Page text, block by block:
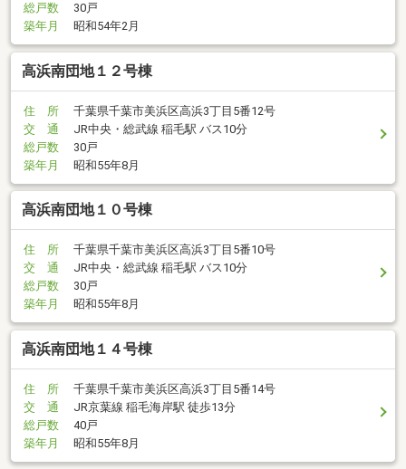
総戸数
30戸
築年月
昭和54年2月
高浜南団地１２号棟
住 所
千葉県千葉市美浜区高浜3丁目5番12号
交 通
JR中央・総武線 稲毛駅 バス10分
総戸数
30戸
築年月
昭和55年8月
高浜南団地１０号棟
住 所
千葉県千葉市美浜区高浜3丁目5番10号
交 通
JR中央・総武線 稲毛駅 バス10分
総戸数
30戸
築年月
昭和55年8月
高浜南団地１４号棟
住 所
千葉県千葉市美浜区高浜3丁目5番14号
交 通
JR京葉線 稲毛海岸駅 徒歩13分
総戸数
40戸
築年月
昭和55年8月